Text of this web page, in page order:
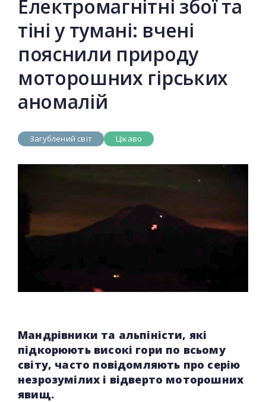
Електромагнітні збої та
тіні у тумані: вчені
пояснили природу
моторошних гірських
аномалій
Загублений світ Цікаво
Мандрівники та альпіністи, які
підкорюють високі гори по всьому
світу, часто повідомляють про серію
незрозумілих і відверто моторошних
явищ.